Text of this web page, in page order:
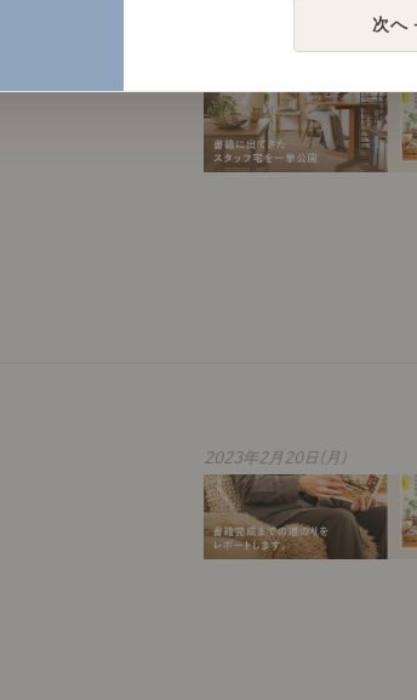
2023年2月20日(月)
次へ